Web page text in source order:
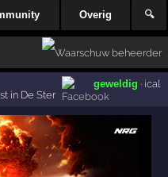
Overig 🔍
in De Ster
geweldig · ical